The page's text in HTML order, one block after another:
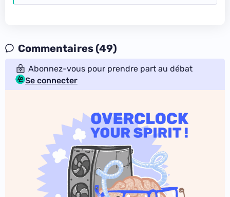
Commentaires (49)
Abonnez-vous pour prendre part au débat
Se connecter